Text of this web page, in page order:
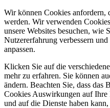
Wir können Cookies anfordern,
werden. Wir verwenden
unsere Websites besuchen, wie
Nutzererfahrung verbessern
anpassen.
Klicken Sie auf die
mehr zu erfahren. Sie können
ändern. Beachten Sie, dass das
Cookies Auswirkungen auf Ihre
und auf die Dienste haben